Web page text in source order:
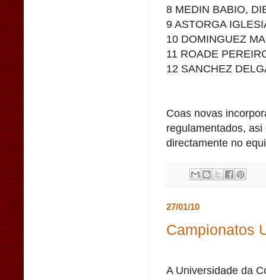
8 MEDIN BABIO,
9 ASTORGA
10 DOMINGUEZ
11 ROADE
12 SANCHEZ
Coas novas
regulamentados,
directamente no
27/01/10
Campionatos
A Universidade da